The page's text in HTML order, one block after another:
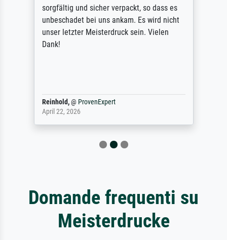
sorgfältig und sicher verpackt, so dass es
unbeschadet bei uns ankam. Es wird nicht
unser letzter Meisterdruck sein. Vielen
Dank!
Reinhold,@ ProvenExpert
April 22, 2026
Domande frequenti su
Meisterdrucke